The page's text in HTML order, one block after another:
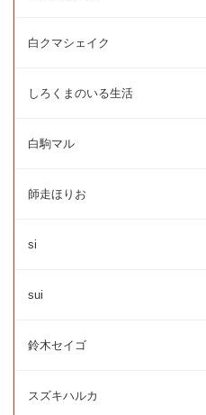
白クマシェイク
しろくまのいる生活
白駒マル
師走ほりお
si
sui
鈴木セイゴ
スズキハルカ